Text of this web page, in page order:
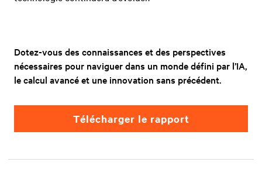
Dotez-vous des connaissances et des perspectives
nécessaires pour naviguer dans un monde défini par l’IA,
le calcul avancé et une innovation sans précédent.
télécharger le rapport